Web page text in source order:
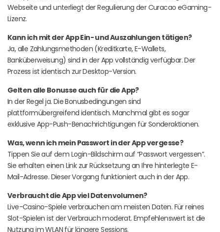
Webseite und unterliegt der Regulierung der Curacao eGaming-
Lizenz.
Kann ich mit der App Ein- und Auszahlungen tätigen?
Ja, alle Zahlungsmethoden (Kreditkarte, E-Wallets,
Banküberweisung) sind in der App vollständig verfügbar. Der
Prozess ist identisch zur Desktop-Version.
Gelten alle Bonusse auch für die App?
In der Regel ja. Die Bonusbedingungen sind
plattformübergreifend identisch. Manchmal gibt es sogar
exklusive App-Push-Benachrichtigungen für Sonderaktionen.
Was, wenn ich mein Passwort in der App vergesse?
Tippen Sie auf dem Login-Bildschirm auf “Passwort vergessen”.
Sie erhalten einen Link zur Rücksetzung an Ihre hinterlegte E-
Mail-Adresse. Dieser Vorgang funktioniert auch in der App.
Verbraucht die App viel Datenvolumen?
Live-Casino-Spiele verbrauchen am meisten Daten. Für reines
Slot-Spielen ist der Verbrauch moderat. Empfehlenswert ist die
Nutzung im WLAN für längere Sessions.